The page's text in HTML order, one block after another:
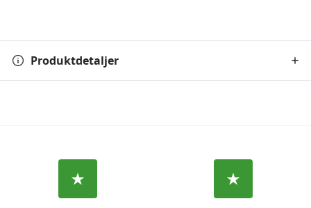
Produktdetaljer